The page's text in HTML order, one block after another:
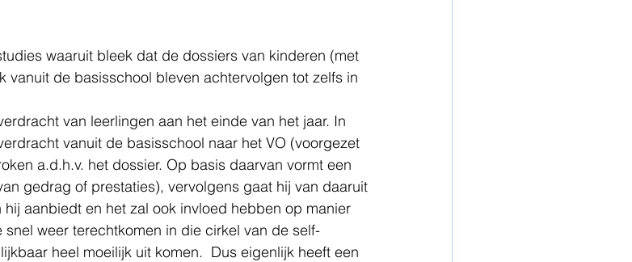
waaruit bleek dat de dossiers van kinderen (met
vanuit de basisschool bleven achtervolgen tot zelfs in
vanuit de basisschool naar het VO (voorgezet
a.d.h.v. het dossier. Op basis daarvan vormt een
gedrag of prestaties), vervolgens gaat hij van daaruit
aanbiedt en het zal ook invloed hebben op manier
weer terechtkomen in die cirkel van de self-
heel moeilijk uit komen.  Dus eigenlijk heeft een